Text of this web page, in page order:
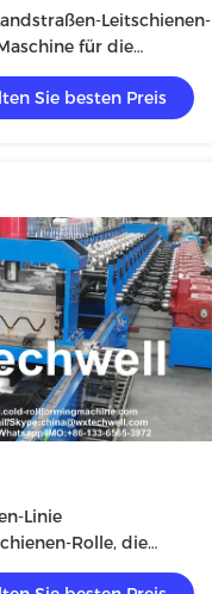
Leitschienen-
für die
von Stahl-Curvinging
Sie besten Preis
Linie
Rolle, die
bildet